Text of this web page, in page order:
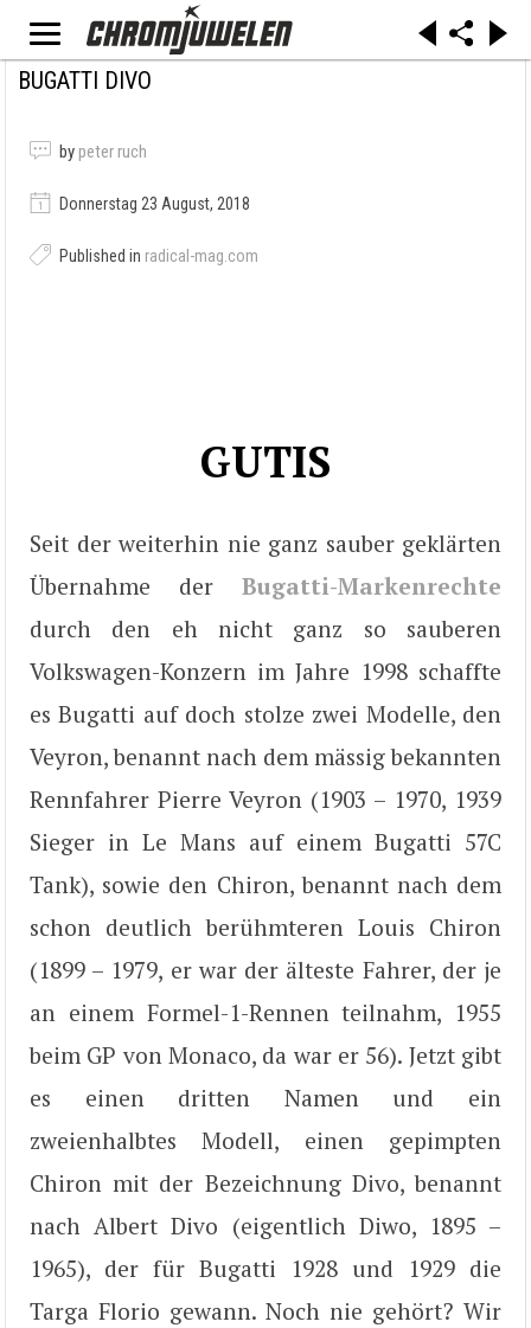
BUGATTI DIVO
by peter ruch
Donnerstag 23 August, 2018
Published in radical-mag.com
GUTIS
Seit der weiterhin nie ganz sauber geklärten
Übernahme der Bugatti-Markenrechte
durch den eh nicht ganz so sauberen
Volkswagen-Konzern im Jahre 1998 schaffte
es Bugatti auf doch stolze zwei Modelle, den
Veyron, benannt nach dem mässig bekannten
Rennfahrer Pierre Veyron (1903 – 1970, 1939
Sieger in Le Mans auf einem Bugatti 57C
Tank), sowie den Chiron, benannt nach dem
schon deutlich berühmteren Louis Chiron
(1899 – 1979, er war der älteste Fahrer, der je
an einem Formel-1-Rennen teilnahm, 1955
beim GP von Monaco, da war er 56). Jetzt gibt
es einen dritten Namen und ein
zweienhalbtes Modell, einen gepimpten
Chiron mit der Bezeichnung Divo, benannt
nach Albert Divo (eigentlich Diwo, 1895 –
1965), der für Bugatti 1928 und 1929 die
Targa Florio gewann. Noch nie gehört? Wir